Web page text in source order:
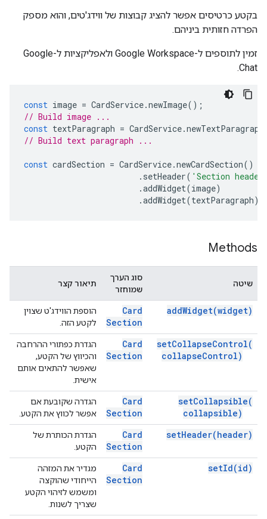
בקטע כרטיסים אפשר להציג קבוצות של ווידג'טים, והוא מספק
הפרדה חזותית ביניהם.
זמין לתוספים ל-Google Workspace ולאפליקציות ל-Google
Chat.
const image = CardService.newImage();
// Build image ...
const textParagraph = CardService.newTextParagraph
// Build text paragraph ...
const cardSection = CardService.newCardSection()
. setHeader( 'Section
.addWidget(image)
.addWidget(textParagraph);
Methods
שיטה
סוג הערך
שמוחזר
תיאור קצר
addWidget(widget)
Card
Section
הוספת הווידג'ט שצוין
לקטע הזה.
setCollapseControl(
collapseControl)
Card
Section
הגדרת כפתורי ההרחבה
והכיווץ של הקטע,
שאפשר להתאים אותם
אישית.
setCollapsible(
collapsible)
Card
Section
הגדרה שקובעת אם
אפשר לכווץ את הקטע.
setHeader(header)
Card
Section
הגדרת הכותרת של
הקטע.
setId(id)
Card
Section
מגדיר את המזהה
הייחודי שהוקצה
ומשמש לזיהוי הקטע
שצריך לשנות.